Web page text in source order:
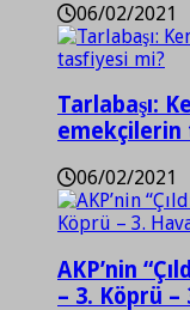
06/02/2021
Tarlabaşı:
emekçilerin
06/02/2021
AKP’nin
– 3. Köprü –